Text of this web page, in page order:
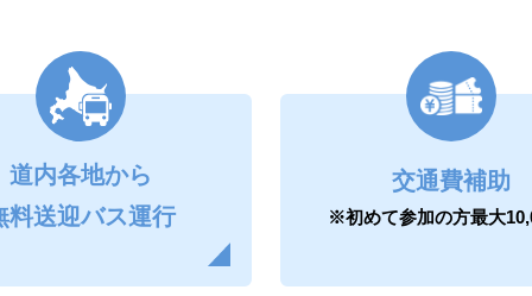
道内各地から
料送迎バス運行
交通費補助
※初めて参加の方最大